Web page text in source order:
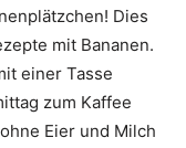
Dies
mit Bananen.
einer Tasse
zum Kaffee
Eier und Milch